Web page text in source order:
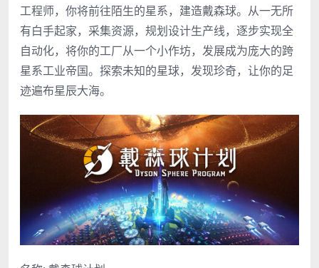
工程师，你将前往陌生的星系，建造戴森球。从一无所
有白手起家，采集资源，规划设计生产线，逐步实现全
自动化，将你的工厂从一个小作坊，发展成为庞大的跨
星系工业帝国。探索未知的星球，发现珍奇，让你的足
迹遍布星辰大海。